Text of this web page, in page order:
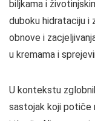
biljkama i
duboku hidrataciju i
obnove i
u kremama i
U kontekstu
sastojak koji potiče